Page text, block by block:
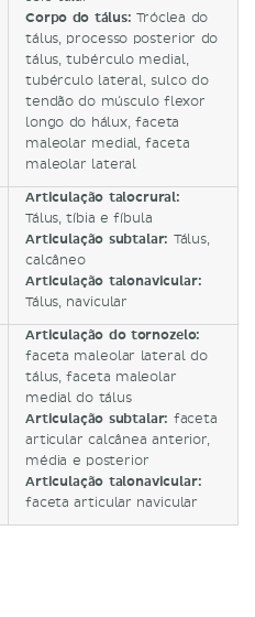
Corpo do tálus: Tróclea do
tálus, processo posterior do
tálus, tubérculo medial,
tubérculo lateral, sulco do
tendão do músculo flexor
longo do hálux, faceta
maleolar medial, faceta
maleolar lateral
Articulação talocrural:
Tálus, tíbia e fíbula
Articulação subtalar: Tálus,
calcâneo
Articulação talonavicular:
Tálus, navicular
Articulação do tornozelo:
faceta maleolar lateral do
tálus, faceta maleolar
medial do tálus
Articulação subtalar: faceta
articular calcânea anterior,
média e posterior
Articulação talonavicular:
faceta articular navicular